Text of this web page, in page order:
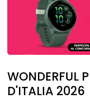
WONDERFUL
D'ITALIA 2026